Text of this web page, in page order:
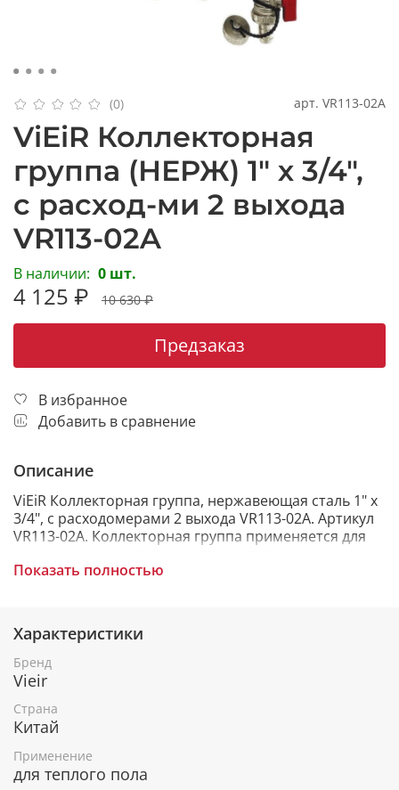
(0) арт. VR113-02A
ViEiR Коллекторная
группа (НЕРЖ) 1" х 3/4",
с расход-ми 2 выхода
VR113-02A
В наличии: 0 шт.
4 125 ₽ 10 630 ₽
Предзаказ
В избранное
Добавить в сравнение
Описание
ViEiR Коллекторная группа, нержавеющая сталь 1" х
3/4", с расходомерами 2 выхода VR113-02A. Артикул
VR113-02A. Коллекторная группа применяется для
настройки в них мощности потока и температуры в
Основные рабочие элементы это "две гребенки," -
коллекторы подающего и обратного контура.
Коллекторная группа подающего контура оснащена
расходомерами. Расходомер устанавливают, как
правило на подающую линию подключенную к котлу
отопления и применяют для определения
регулировки температурного баланса.
Показать полностью
Характеристики
Бренд
Vieir
Страна
Китай
Применение
для теплого пола